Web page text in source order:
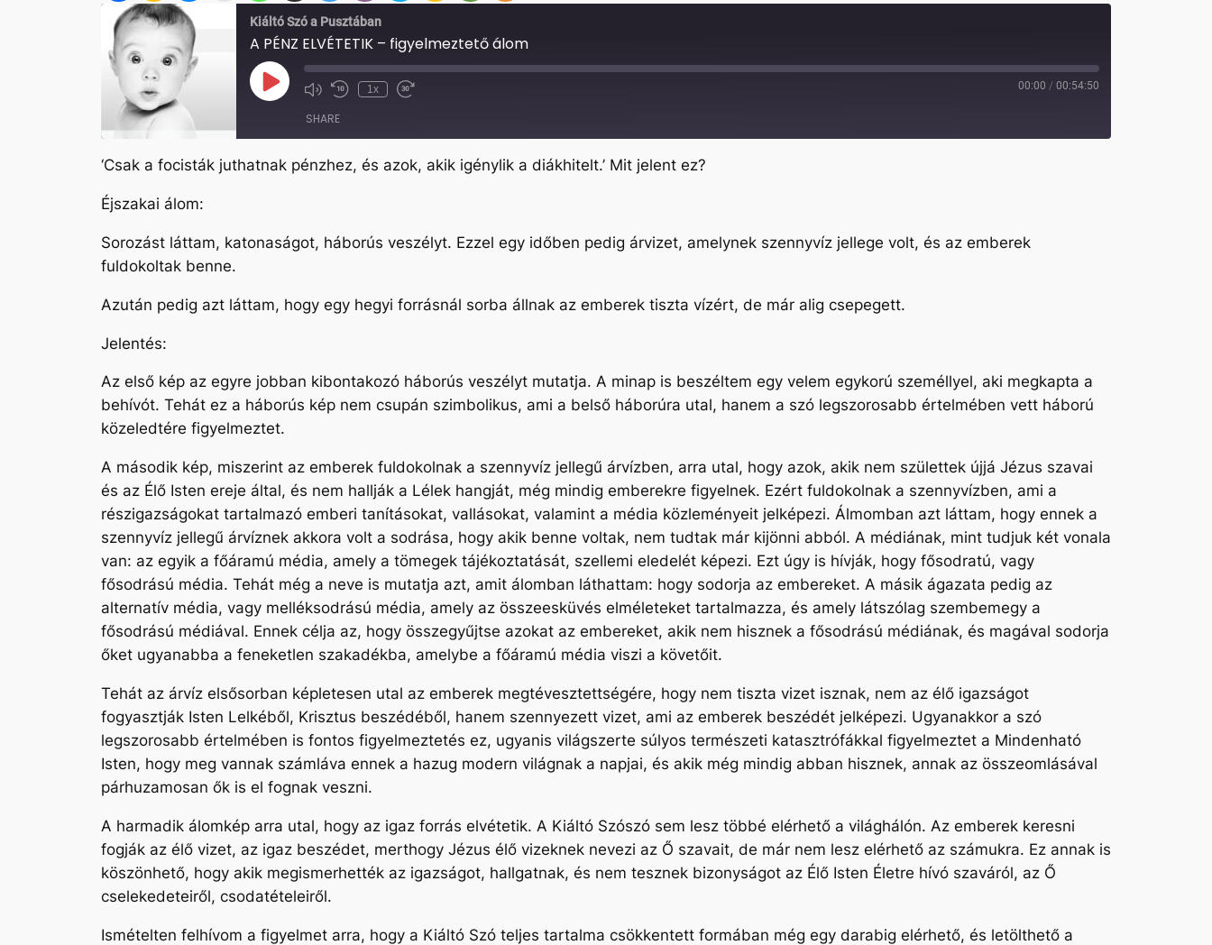
Kiáltó Szó a Pusztában
A PÉNZ ELVÉTETIK – figyelmeztető álom
Play
Episode Mute/Unmute
Rewind
1x
Fast
00:00 / 00:54:50
SHARE
SHARE
LINK
EMBED
‘Csak a focisták juthatnak pénzhez, és azok, akik igénylik a diákhitelt.’ Mit jelent ez?
Éjszakai álom:
Sorozást láttam, katonaságot, háborús veszélyt. Ezzel egy időben pedig árvizet, amelynek szennyvíz jellege volt, és az emberek
fuldokoltak benne.
Azután pedig azt láttam, hogy egy hegyi forrásnál sorba állnak az emberek tiszta vízért, de már alig csepegett.
Jelentés:
Az első kép az egyre jobban kibontakozó háborús veszélyt mutatja. A minap is beszéltem egy velem egykorú személlyel, aki megkapta a
behívót. Tehát ez a háborús kép nem csupán szimbolikus, ami a belső háborúra utal, hanem a szó legszorosabb értelmében vett háború
közeledtére figyelmeztet.
A második kép, miszerint az emberek fuldokolnak a szennyvíz jellegű árvízben, arra utal, hogy azok, akik nem születtek újjá Jézus szavai
és az Élő Isten ereje által, és nem hallják a Lélek hangját, még mindig emberekre figyelnek. Ezért fuldokolnak a szennyvízben, ami a
részigazságokat tartalmazó emberi tanításokat, vallásokat, valamint a média közleményeit jelképezi. Álmomban azt láttam, hogy ennek a
szennyvíz jellegű árvíznek akkora volt a sodrása, hogy akik benne voltak, nem tudtak már kijönni abból. A médiának, mint tudjuk két vonala
van: az egyik a főáramú média, amely a tömegek tájékoztatását, szellemi eledelét képezi. Ezt úgy is hívják, hogy fősodratú, vagy
fősodrású média. Tehát még a neve is mutatja azt, amit álomban láthattam: hogy sodorja az embereket. A másik ágazata pedig az
alternatív média, vagy melléksodrású média, amely az összeesküvés elméleteket tartalmazza, és amely látszólag szembemegy a
fősodrású médiával. Ennek célja az, hogy összegyűjtse azokat az embereket, akik nem hisznek a fősodrású médiának, és magával sodorja
őket ugyanabba a feneketlen szakadékba, amelybe a főáramú média viszi a követőit.
Tehát az árvíz elsősorban képletesen utal az emberek megtévesztettségére, hogy nem tiszta vizet isznak, nem az élő igazságot
fogyasztják Isten Lelkéből, Krisztus beszédéből, hanem szennyezett vizet, ami az emberek beszédét jelképezi. Ugyanakkor a szó
legszorosabb értelmében is fontos figyelmeztetés ez, ugyanis világszerte súlyos természeti katasztrófákkal figyelmeztet a Mindenható
Isten, hogy meg vannak számláva ennek a hazug modern világnak a napjai, és akik még mindig abban hisznek, annak az összeomlásával
párhuzamosan ők is el fognak veszni.
A harmadik álomkép arra utal, hogy az igaz forrás elvétetik. A Kiáltó Szószó sem lesz többé elérhető a világhálón. Az emberek keresni
fogják az élő vizet, az igaz beszédet, merthogy Jézus élő vizeknek nevezi az Ő szavait, de már nem lesz elérhető az számukra. Ez annak is
köszönhető, hogy akik megismerhették az igazságot, hallgatnak, és nem tesznek bizonyságot az Élő Isten Életre hívó szaváról, az Ő
cselekedeteiről, csodatételeiről.
Ismételten felhívom a figyelmet arra, hogy a Kiáltó Szó teljes tartalma csökkentett formában még egy darabig elérhető, és letölthető a